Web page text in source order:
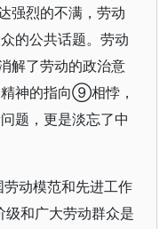
强烈的不满，劳动
的公共话题。劳动
解了劳动的政治意
神的指向⑨相悖，
题，更是淡忘了中
动模范和先进工作
级和广大劳动群众是